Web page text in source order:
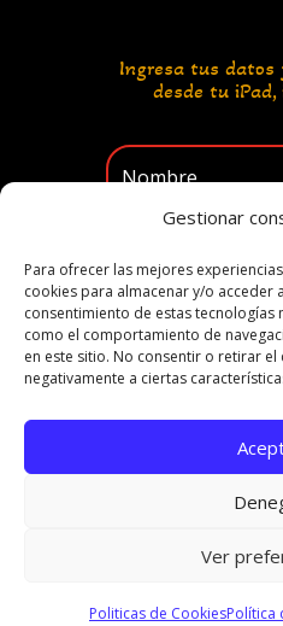
Gestionar
Para ofrecer las mejores
cookies para almacenar y/o acceder
consentimiento de estas
como el comportamiento de
en este sitio. No consentir o retirar
negativamente a ciertas
Ver
Politicas de CookiesPolítica
Ingresa tus datos
desde tu iPad,
¡Llévame
Copyright © 2025 /